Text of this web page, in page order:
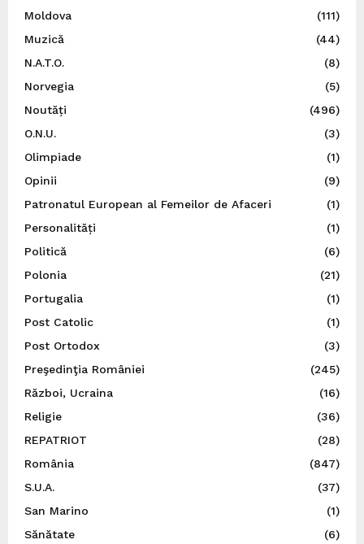
Moldova
(111)
Muzică
(44)
N.A.T.O.
(8)
Norvegia
(5)
Noutăți
(496)
O.N.U.
(3)
Olimpiade
(1)
Opinii
(9)
Patronatul European al Femeilor de Afaceri
(1)
Personalități
(1)
Politică
(6)
Polonia
(21)
Portugalia
(1)
Post Catolic
(1)
Post Ortodox
(3)
Preşedinţia României
(245)
Război, Ucraina
(16)
Religie
(36)
REPATRIOT
(28)
România
(847)
S.U.A.
(37)
San Marino
(1)
Sănătate
(6)